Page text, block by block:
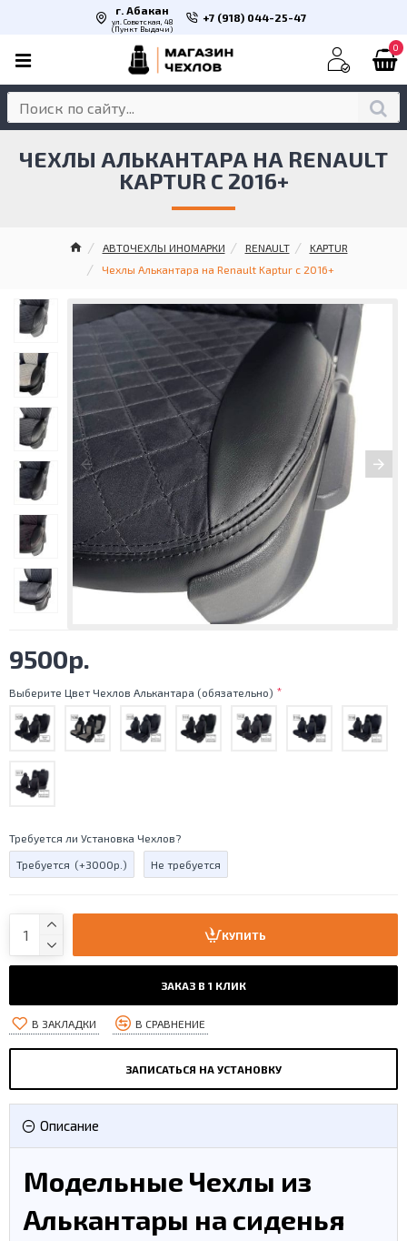
г. Абакан
ул. Советская, 48
(Пункт Выдачи)
+7 (918) 044-25-47
0
АВТОЧЕХЛЫ ИНОМАРКИ RENAULT
KAPTUR
Чехлы Алькантара на Renault Kaptur с 2016+
ЧЕХЛЫ АЛЬКАНТАРА НА RENAULT
KAPTUR С 2016+
9500р.
Выберите Цвет Чехлов Алькантара (обязательно)
Требуется ли Установка Чехлов?
Требуется (+3000р.) Не требуется
КУПИТЬ
ЗАКАЗ В 1 КЛИК
В ЗАКЛАДКИ В СРАВНЕНИЕ
ЗАПИСАТЬСЯ НА УСТАНОВКУ
Описание
Модельные Чехлы из
Алькантары на сиденья